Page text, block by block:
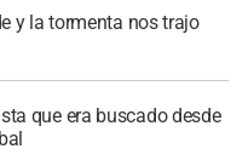
y la tormenta nos trajo
que era buscado desde